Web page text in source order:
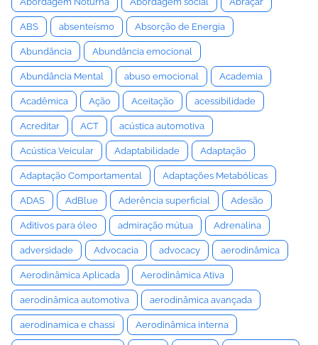
ABS absenteísmo Absorção de Energia
Abundância Abundância emocional
Abundância Mental abuso emocional Academia
Acadêmica Ação Aceitação acessibilidade
Acreditar ACT acústica automotiva
Acústica Veicular Adaptabilidade Adaptação
Adaptação Comportamental Adaptações Metabólicas
ADAS AdBlue Aderência superficial Adesão
Aditivos para óleo admiração mútua Adrenalina
adversidade Advocacia advocacy aerodinâmica
Aerodinâmica Aplicada Aerodinâmica Ativa
aerodinâmica automotiva aerodinâmica avançada
aerodinamica e chassi Aerodinâmica interna